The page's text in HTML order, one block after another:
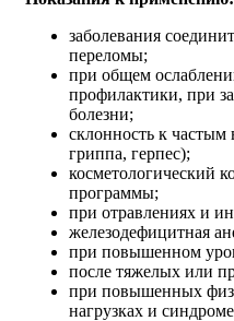
заболевания
переломы;
при общем
профилактики, при
болезни;
склонность к
гриппа, герпес);
косметологический
программы;
при отравлениях и
железодефицитная
при повышенном
после тяжелых или
при повышенных
нагрузках и